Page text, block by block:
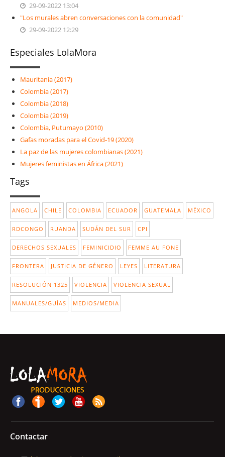
29-09-2022 13:04
"Los murales abren conversaciones con la comunidad"
29-09-2022 12:29
Especiales LolaMora
Mauritania (2017)
Colombia (2017)
Colombia (2018)
Colombia (2019)
Colombia, Putumayo (2010)
Gafas moradas para el Covid-19 (2020)
La paz de las mujeres colombianas (2021)
Mujeres feministas en África (2021)
Tags
ANGOLA CHILE COLOMBIA ECUADOR GUATEMALA MÉXICO
RDCONGO RUANDA SUDÁN DEL SUR CPI
DERECHOS SEXUALES FEMINICIDIO FEMME AU FONE
FRONTERA JUSTICIA DE GÉNERO LEYES LITERATURA
RESOLUCIÓN 1325 VIOLENCIA VIOLENCIA SEXUAL
MANUALES/GUÍAS MEDIOS/MEDIA
Contactar